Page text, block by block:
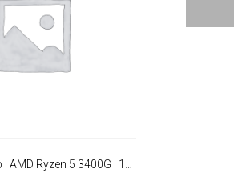
AKTIE Desktop | AMD Ryzen 5 3400G | 16GB RAM | 512GB SSD | Windows 11 Professional | HDMI | Mini-Tower Behuizing